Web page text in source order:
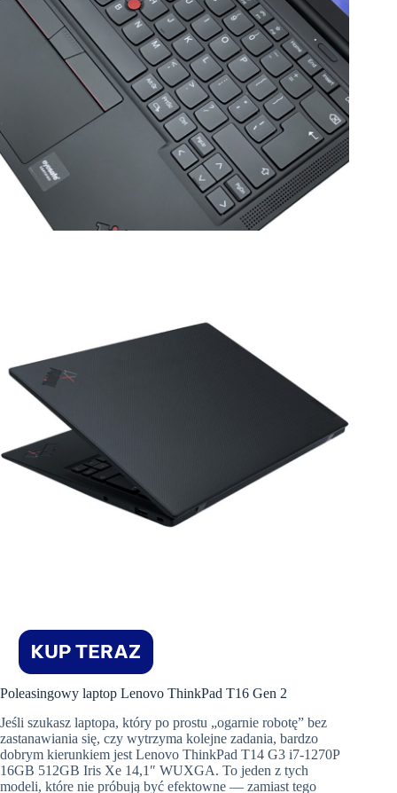
Poleasingowy laptop Lenovo ThinkPad T16 Gen 2
Jeśli szukasz laptopa, który po prostu „ogarnie robotę” bez
zastanawiania się, czy wytrzyma kolejne zadania, bardzo
dobrym kierunkiem jest Lenovo ThinkPad T14 G3 i7-1270P
16GB 512GB Iris Xe 14,1″ WUXGA. To jeden z tych
modeli, które nie próbują być efektowne — zamiast tego